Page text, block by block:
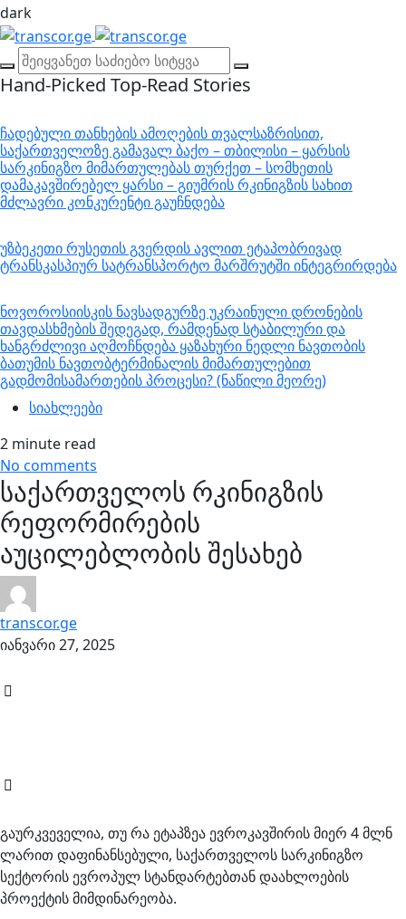
dark
Hand-Picked Top-Read Stories
ჩადებული თანხების ამოღების თვალსაზრისით,
საქართველოზე გამავალ ბაქო – თბილისი – ყარსის
სარკინიგზო მიმართულებას თურქეთ – სომხეთის
დამაკავშირებელ ყარსი – გიუმრის რკინიგზის სახით
მძლავრი კონკურენტი გაუჩნდება
უზბეკეთი რუსეთის გვერდის ავლით ეტაპობრივად
ტრანსკასპიურ სატრანსპორტო მარშრუტში ინტეგრირდება
ნოვოროსიისკის ნავსადგურზე უკრაინული დრონების
თავდასხმების შედეგად, რამდენად სტაბილური და
ხანგრძლივი აღმოჩნდება ყაზახური ნედლი ნავთობის
ბათუმის ნავთობტერმინალის მიმართულებით
გადმომისამართების პროცესი? (ნაწილი მეორე)
სიახლეები
2 minute read
No comments
საქართველოს რკინიგზის
რეფორმირების
აუცილებლობის შესახებ
transcor.ge
იანვარი 27, 2025
გაურკვეველია, თუ რა ეტაპზეა ევროკავშირის მიერ 4 მლნ
ლარით დაფინანსებული, საქართველოს სარკინიგზო
სექტორის ევროპულ სტანდარტებთან დაახლოების
პროექტის მიმდინარეობა.